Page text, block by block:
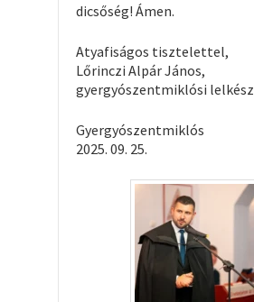
dicsőség! Ámen.
Atyafiságos tisztelettel,
Lőrinczi Alpár János,
gyergyószentmiklósi lelkész
Gyergyószentmiklós
2025. 09. 25.